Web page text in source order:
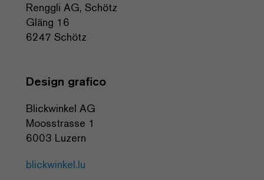
Renggli AG, Schötz
Gläng 16
6247 Schötz
Design grafico
Blickwinkel AG
Moosstrasse 1
6003 Luzern
blickwinkel.lu